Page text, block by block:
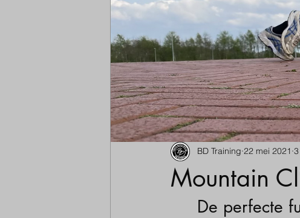
Mountain
BD Training 22 mei 2021
De perfecte